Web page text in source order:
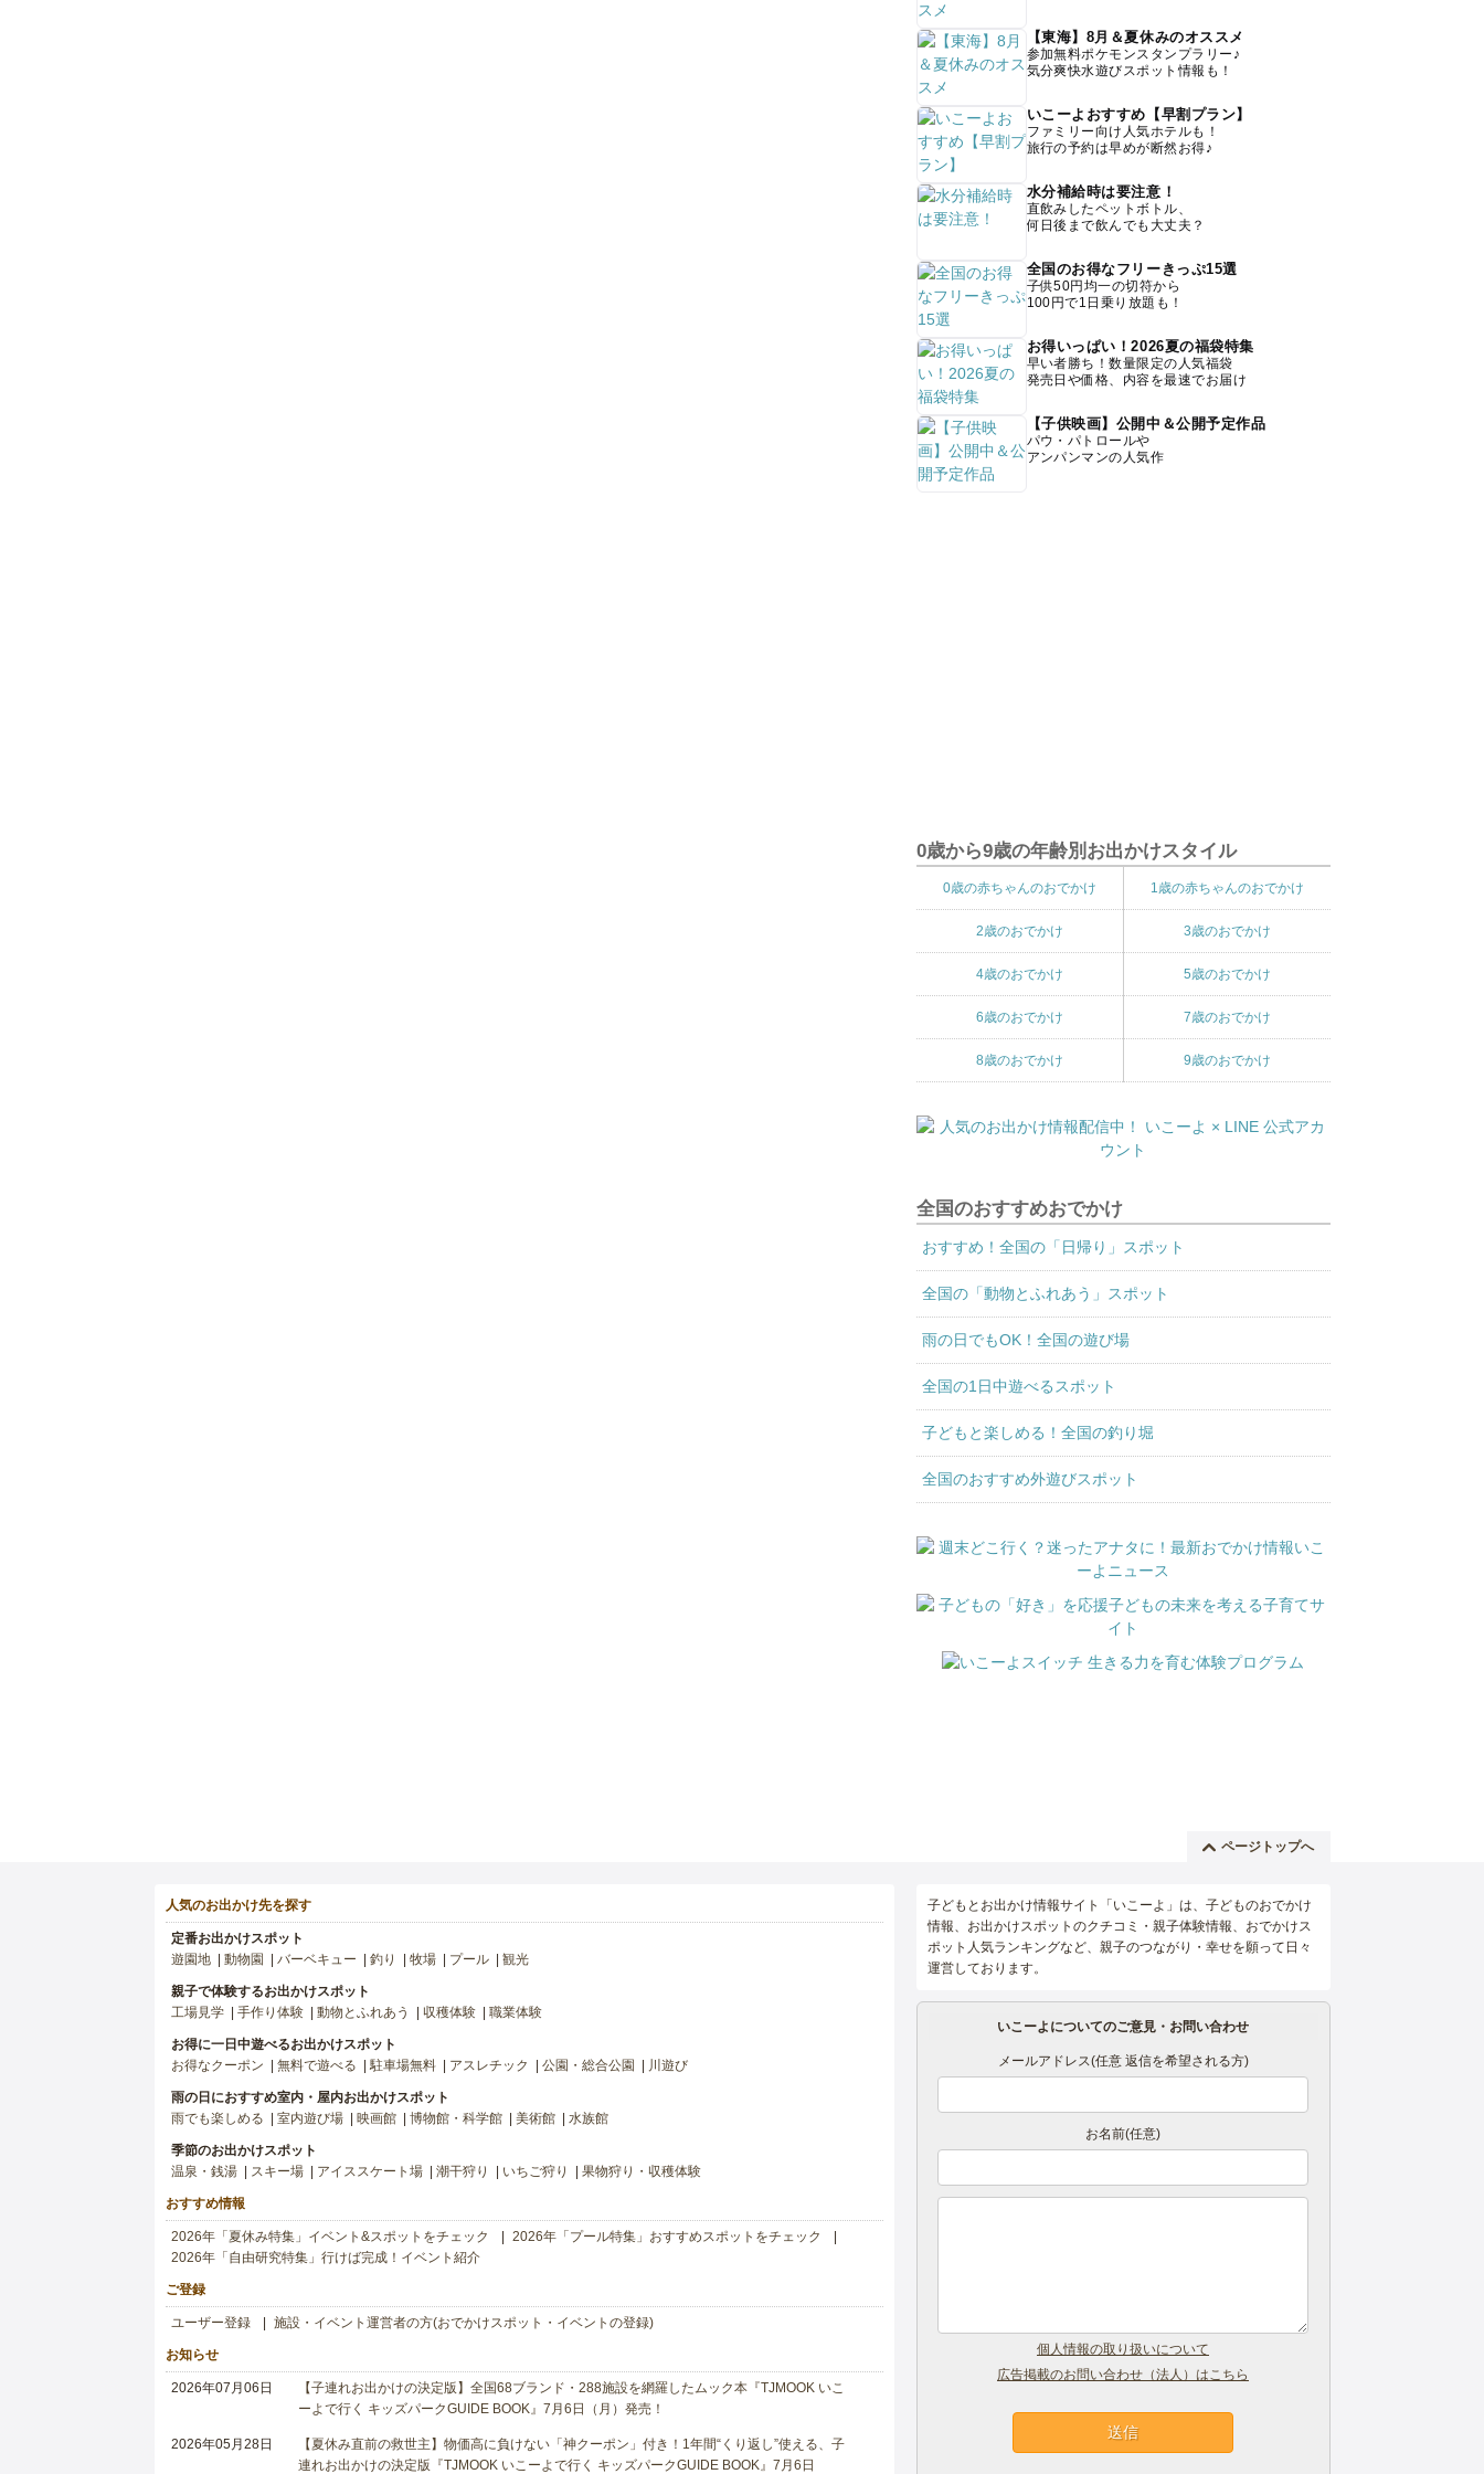
【東海】8月＆夏休みのオススメ
参加無料ポケモンスタンプラリー♪
気分爽快水遊びスポット情報も！
いこーよおすすめ【早割プラン】
ファミリー向け人気ホテルも！
旅行の予約は早めが断然お得♪
水分補給時は要注意！
直飲みしたペットボトル、
何日後まで飲んでも大丈夫？
全国のお得なフリーきっぷ15選
子供50円均一の切符から
100円で1日乗り放題も！
お得いっぱい！2026夏の福袋特集
早い者勝ち！数量限定の人気福袋
発売日や価格、内容を最速でお届け
【子供映画】公開中＆公開予定作品
パウ・パトロールや
アンパンマンの人気作
0歳から9歳の年齢別お出かけスタイル
0歳の赤ちゃんのおでかけ 1歳の赤ちゃんのおでかけ
2歳のおでかけ 3歳のおでかけ
4歳のおでかけ 5歳のおでかけ
6歳のおでかけ 7歳のおでかけ
8歳のおでかけ 9歳のおでかけ
全国のおすすめおでかけ
おすすめ！全国の「日帰り」スポット
全国の「動物とふれあう」スポット
雨の日でもOK！全国の遊び場
全国の1日中遊べるスポット
子どもと楽しめる！全国の釣り堀
全国のおすすめ外遊びスポット
ページトップへ
人気のお出かけ先を探す
定番お出かけスポット
遊園地
動物園 バーベキュー 釣り 牧場 プール 観光
親子で体験するお出かけスポット
工場見学
手作り体験 動物とふれあう 収穫体験 職業体験
お得に一日中遊べるお出かけスポット
お得なクーポン
無料で遊べる 駐車場無料 アスレチック 公園・総合公園 川遊び
雨の日におすすめ室内・屋内お出かけスポット
雨でも楽しめる
室内遊び場 映画館 博物館・科学館 美術館 水族館
季節のお出かけスポット
温泉・銭湯
スキー場 アイススケート場 潮干狩り いちご狩り 果物狩り・収穫体験
おすすめ情報
2026年「夏休み特集」イベント&スポットをチェック
2026年「プール特集」おすすめスポットをチェック
2026年「自由研究特集」行けば完成！イベント紹介
ご登録
ユーザー登録 施設・イベント運営者の方(おでかけスポット・イベントの登録)
お知らせ
2026年07月06日
【子連れお出かけの決定版】全国68ブランド・288施設を網羅したムック本『TJMOOK いこ
ーよで行く キッズパークGUIDE BOOK』7月6日（月）発売！
2026年05月28日
【夏休み直前の救世主】物価高に負けない「神クーポン」付き！1年間“くり返し”使える、子
連れお出かけの決定版『TJMOOK いこーよで行く キッズパークGUIDE BOOK』7月6日
子どもとお出かけ情報サイト「いこーよ」は、子どものおでかけ
情報、お出かけスポットのクチコミ・親子体験情報、おでかけス
ポット人気ランキングなど、親子のつながり・幸せを願って日々
運営しております。
いこーよについてのご意見・お問い合わせ
メールアドレス(任意 返信を希望される方)
お名前(任意)
個人情報の取り扱いについて
広告掲載のお問い合わせ（法人）はこちら